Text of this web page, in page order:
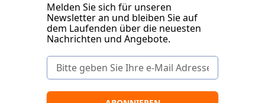
Melden Sie sich für unseren
Newsletter an und bleiben Sie auf
dem Laufenden über die neuesten
Nachrichten und Angebote.